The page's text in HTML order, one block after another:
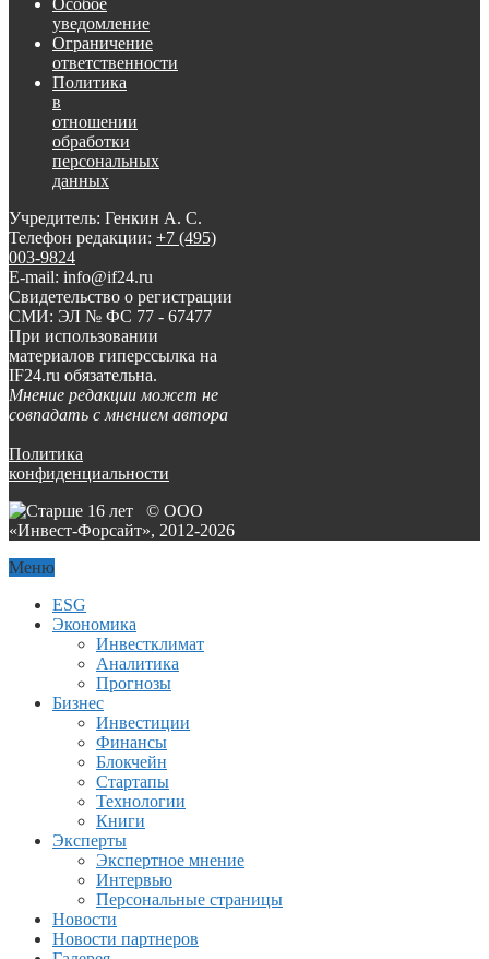
Особое
уведомление
Ограничение
ответственности
Политика
в
отношении
обработки
персональных
данных
Учредитель: Генкин А. С.
Телефон редакции: +7 (495)
003-9824
E-mail: info@if24.ru
Свидетельство о регистрации
СМИ: ЭЛ № ФС 77 - 67477
При использовании
материалов гиперссылка на
IF24.ru обязательна.
Мнение редакции может не
совпадать с мнением автора
Политика
конфиденциальности
© ООО
«Инвест-Форсайт», 2012-2026
Меню
ESG
Экономика
Инвестклимат
Аналитика
Прогнозы
Бизнес
Инвестиции
Финансы
Блокчейн
Стартапы
Технологии
Книги
Эксперты
Экспертное мнение
Интервью
Персональные страницы
Новости
Новости партнеров